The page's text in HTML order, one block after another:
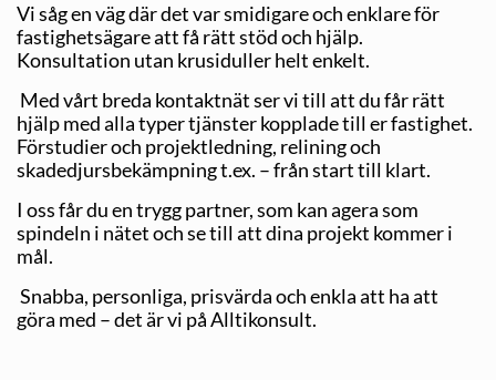
Vi såg en väg där det var smidigare och enklare för
fastighetsägare att få rätt stöd och hjälp.
Konsultation utan krusiduller helt enkelt.
Med vårt breda kontaktnät ser vi till att du får rätt
hjälp med alla typer tjänster kopplade till er fastighet.
Förstudier och projektledning, relining och
skadedjursbekämpning t.ex. – från start till klart.
I oss får du en trygg partner, som kan agera som
spindeln i nätet och se till att dina projekt kommer i
mål.
Snabba, personliga, prisvärda och enkla att ha att
göra med – det är vi på Alltikonsult.